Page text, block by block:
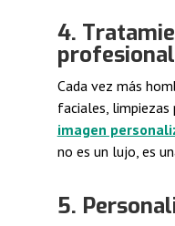
4.
Cada vez más
faciales, limpiezas
imagen
no es un lujo, es
5.